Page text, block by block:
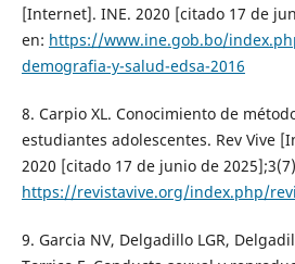
[Internet]. INE. 2020 [citado 17 de
en: https://www.ine.gob.bo/
demografia-y-salud-edsa-2016
8. Carpio XL. Conocimiento de
estudiantes adolescentes. Rev Vive
2020 [citado 17 de junio de
https://revistavive.org/index.php/
9. Garcia NV, Delgadillo LGR,